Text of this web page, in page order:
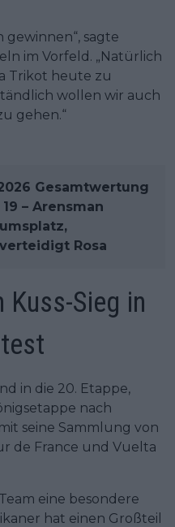
sagte
im Vorfeld. „Natürlich
Trikot heute zu
wollen wir auch
gehen.“
Gesamtwertung
– Arensman
Rosa
Sieg in
in die 20. Etappe,
nach
seine Sammlung von
de France und Vuelta
eine besondere
hat einen Großteil